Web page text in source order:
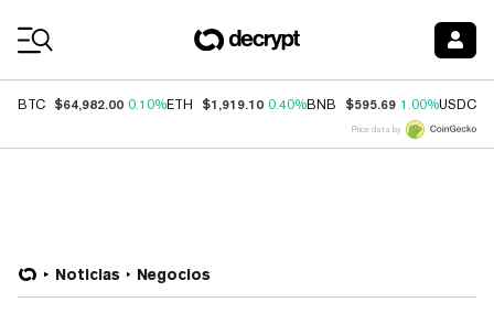
BTC $64,982.00 0.10%ETH $1,919.10 0.40%BNB $595.69 1.00%USDC
Price data by
Noticias Negocios